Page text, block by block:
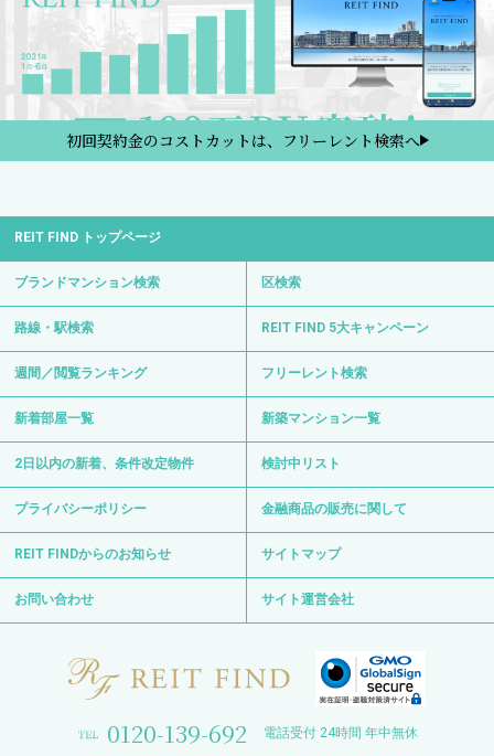
初回契約金のコストカットは、フリーレント検索へ
REIT FIND トップページ
ブランドマンション検索 区検索
路線・駅検索 REIT FIND 5大キャンペーン
週間／閲覧ランキング フリーレント検索
新着部屋一覧 新築マンション一覧
2日以内の新着、条件改定物件 検討中リスト
プライバシーポリシー 金融商品の販売に関して
REIT FINDからのお知らせ サイトマップ
お問い合わせ サイト運営会社
0120-139-692 電話受付 24時間 年中無休